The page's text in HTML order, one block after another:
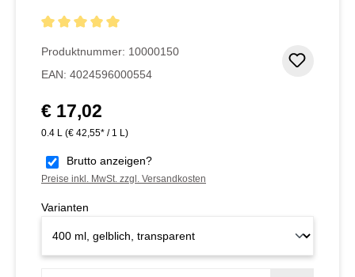
Produktnummer: 10000150
EAN: 4024596000554
Regulärer Preis:
€ 17,02
0.4 L (€ 42,55* / 1 L)
Brutto anzeigen?
Preise inkl. MwSt. zzgl. Versandkosten
Varianten